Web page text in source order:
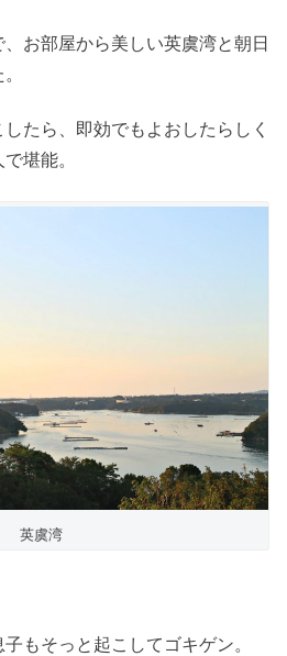
お部屋から美しい英虞湾と朝日
たら、即効でもよおしたらしく
堪能。
英虞湾
もそっと起こしてゴキゲン。